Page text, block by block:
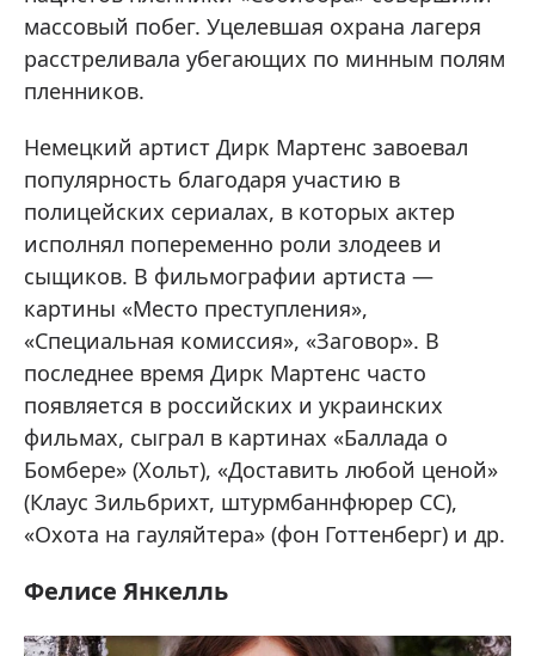
массовый побег. Уцелевшая охрана лагеря
расстреливала убегающих по минным полям
пленников.
Немецкий артист Дирк Мартенс завоевал
популярность благодаря участию в
полицейских сериалах, в которых актер
исполнял попеременно роли злодеев и
сыщиков. В фильмографии артиста —
картины «Место преступления»,
«Специальная комиссия», «Заговор». В
последнее время Дирк Мартенс часто
появляется в российских и украинских
фильмах, сыграл в картинах «Баллада о
Бомбере» (Хольт), «Доставить любой ценой»
(Клаус Зильбрихт, штурмбаннфюрер СС),
«Охота на гауляйтера» (фон Готтенберг) и др.
Фелисе Янкелль